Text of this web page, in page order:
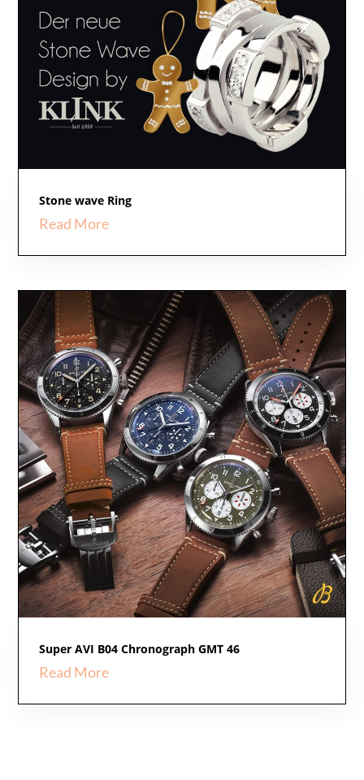
Stone wave Ring
Read More
Super AVI B04 Chronograph GMT 46
Read More